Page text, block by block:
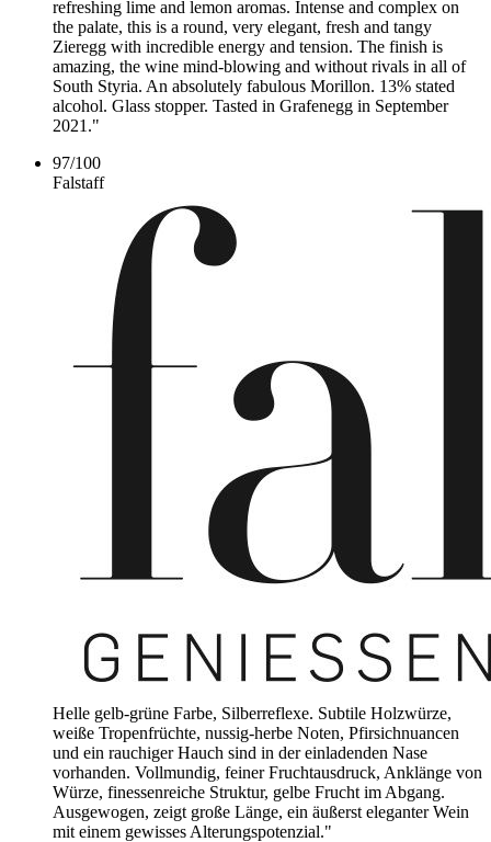
refreshing lime and lemon aromas. Intense and complex on
the palate, this is a round, very elegant, fresh and tangy
Zieregg with incredible energy and tension. The finish is
amazing, the wine mind-blowing and without rivals in all of
South Styria. An absolutely fabulous Morillon. 13% stated
alcohol. Glass stopper. Tasted in Grafenegg in September
2021."
97/100
Falstaff
Helle gelb-grüne Farbe, Silberreflexe. Subtile Holzwürze,
weiße Tropenfrüchte, nussig-herbe Noten, Pfirsichnuancen
und ein rauchiger Hauch sind in der einladenden Nase
vorhanden. Vollmundig, feiner Fruchtausdruck, Anklänge von
Würze, finessenreiche Struktur, gelbe Frucht im Abgang.
Ausgewogen, zeigt große Länge, ein äußerst eleganter Wein
mit einem gewisses Alterungspotenzial."